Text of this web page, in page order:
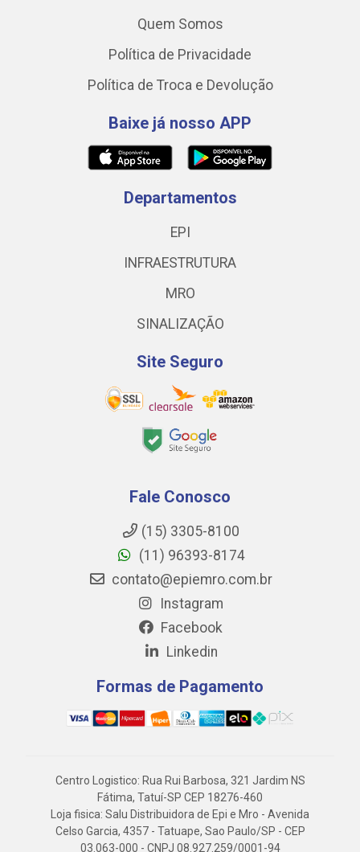
Quem Somos
Política de Privacidade
Política de Troca e Devolução
Baixe já nosso APP
Departamentos
EPI
INFRAESTRUTURA
MRO
SINALIZAÇÃO
Site Seguro
Fale Conosco
(15) 3305-8100
(11) 96393-8174
contato@epiemro.com.br
Instagram
Facebook
Linkedin
Formas de Pagamento
Centro Logistico: Rua Rui Barbosa, 321 Jardim NS
Fátima, Tatuí-SP CEP 18276-460
Loja fisica: Salu Distribuidora de Epi e Mro - Avenida
Celso Garcia, 4357 - Tatuape, Sao Paulo/SP - CEP
03.063-000 - CNPJ 08.927.259/0001-94